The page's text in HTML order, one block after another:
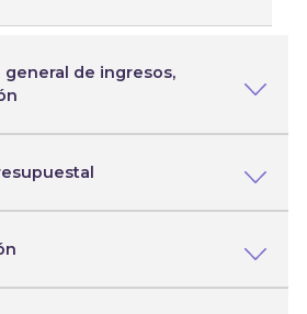
general de ingresos,